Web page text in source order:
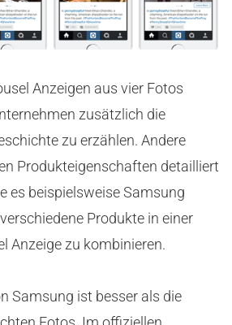
Anzeigen aus vier Fotos
zusätzlich die
zu erzählen. Andere
Produkteigenschaften detailliert
es beispielsweise Samsung
Produkte in einer
Anzeige zu kombinieren.
Samsung ist besser als die